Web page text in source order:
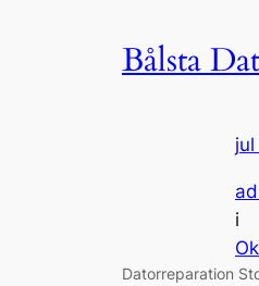
Bålsta
i
Datorreparation